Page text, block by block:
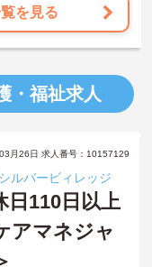
を見る
・福祉求人
月26日 求人番号：10157129
ルバービィレッジ
日110日以上
アマネジャ